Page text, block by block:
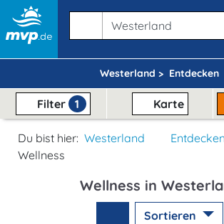
Westerland > Entdecken
Filter 1 Karte
Du bist hier: Westerland
Entdecken
Wellness
Wellness in
Sortieren